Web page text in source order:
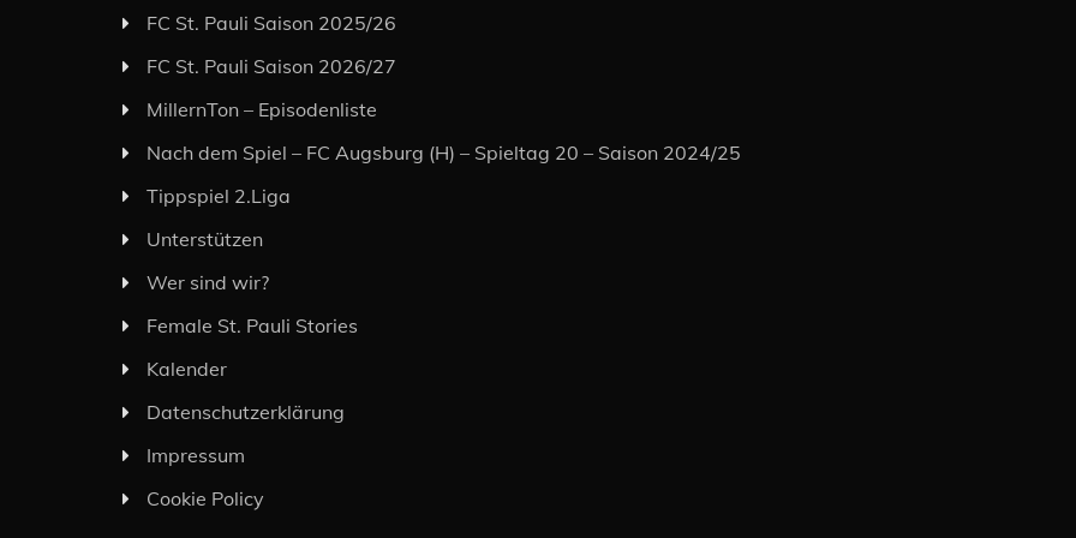
FC St. Pauli Saison 2025/26
FC St. Pauli Saison 2026/27
MillernTon – Episodenliste
Nach dem Spiel – FC Augsburg (H) – Spieltag 20 – Saison 2024/25
Tippspiel 2.Liga
Unterstützen
Wer sind wir?
Female St. Pauli Stories
Kalender
Datenschutzerklärung
Impressum
Cookie Policy